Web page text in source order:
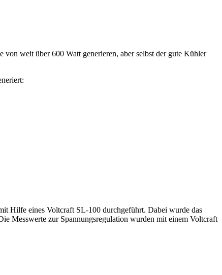
weit über 600 Watt generieren, aber selbst der gute Kühler
Hilfe eines Voltcraft SL-100 durchgeführt. Dabei wurde das
Messwerte zur Spannungsregulation wurden mit einem Voltcraft